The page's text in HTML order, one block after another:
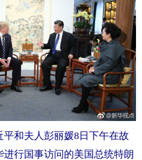
和夫人彭丽媛8日下午在故
进行国事访问的美国总统特朗